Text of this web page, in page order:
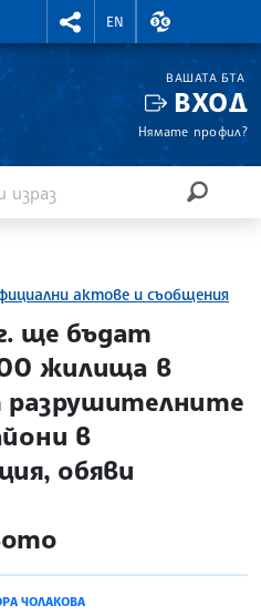
RIGHTMENU.SOCIAL
EN
ВАЛУТНИ
ВАШАТА БТА
ВХОД
Нямате профил?
актове и съобщения
ще бъдат
жилища в
в
обяви
ЧОЛАКОВА